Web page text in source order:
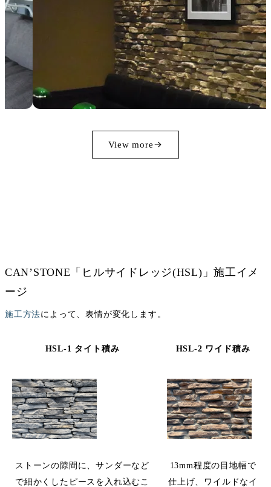
View more
CAN’STONE「ヒルサイドレッジ(HSL)」施工イメ
ージ
施工方法によって、表情が変化します。
HSL-1 タイト積み HSL-2 ワイド積み
ストーンの隙間に、サンダーなど
で細かくしたピースを入れ込むこ
13mm程度の目地幅で
仕上げ、ワイルドなイ